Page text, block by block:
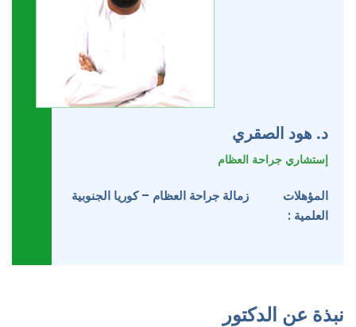
د. هود الصقري
إستشاري جراحة العظام
المؤهلات
العلمية :
زمالة جراحة العظام – كوريا الجنوبية
نبذة عن الدكتور